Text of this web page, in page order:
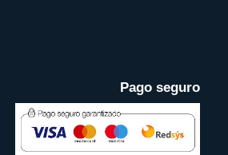
Pago seguro